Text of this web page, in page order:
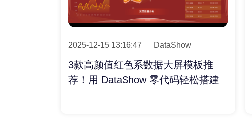
2025-12-15 13:16:47 DataShow
3款高颜值红色系数据大屏模板推
荐！用 DataShow 零代码轻松搭建